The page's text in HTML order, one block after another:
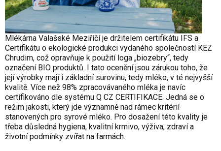
Mlékárna Valašské Meziříčí je držitelem certifikátu IFS a
Certifikátu o ekologické produkci vydaného společností KEZ
Chrudim, což opravňuje k použití loga „biozebry“, tedy
označení BIO produktů. I tato ocenění jsou zárukou toho, že
její výrobky mají i základní surovinu, tedy mléko, v té nejvyšší
kvalitě. Více než 98% zpracovávaného mléka je navíc
certifikováno dle systému Q CZ CERTIFIKACE. Jedná se o
režim jakosti, který jde významně nad rámec kritérií
stanovených pro syrové mléko. Pro dosažení této kvality je
třeba důsledná hygiena, kvalitní krmivo, výživa, zdraví a
životní podmínky zvířat na farmách.